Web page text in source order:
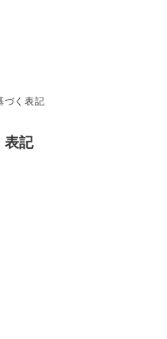
づく表記
表記